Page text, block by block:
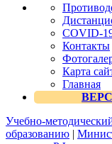
COVID-
Контакты
Карта
Главная
Учебно-
образованию |